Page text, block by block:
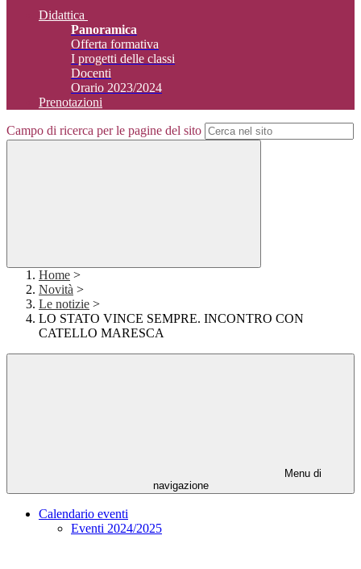
Didattica
Panoramica
Offerta formativa
I progetti delle classi
Docenti
Orario 2023/2024
Prenotazioni
Campo di ricerca per le pagine del sito
Home >
Novità >
Le notizie >
LO STATO VINCE SEMPRE. INCONTRO CON
CATELLO MARESCA
Menu di
navigazione
Calendario eventi
Eventi 2024/2025